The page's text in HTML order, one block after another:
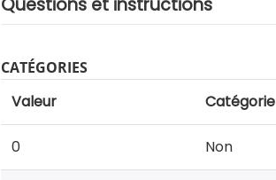
CATÉGORIES
Valeur Catégorie
0 Non